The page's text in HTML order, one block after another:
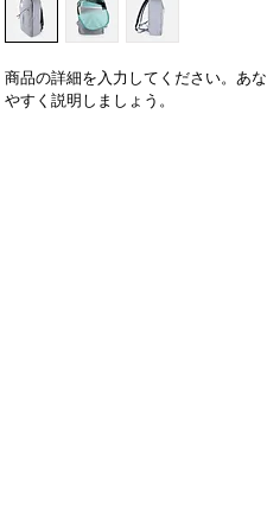
商品の詳細を入力してください。あ
やすく説明しましょう。